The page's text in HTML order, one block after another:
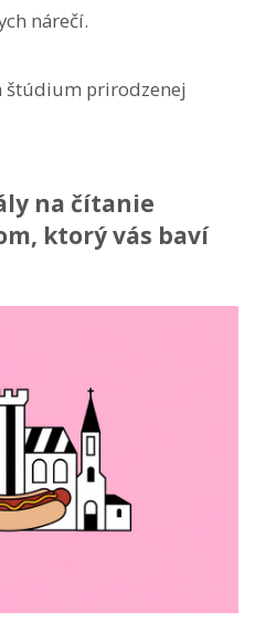
nárečí.
štúdium prirodzenej
na čítanie
ktorý vás baví